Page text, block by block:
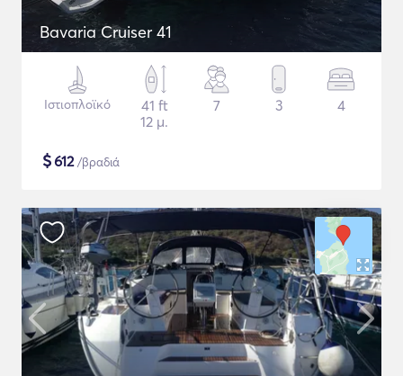
Bavaria Cruiser 41
Ιστιοπλοϊκό
41 ft
12 μ.
7 3 4
$612/βραδιά